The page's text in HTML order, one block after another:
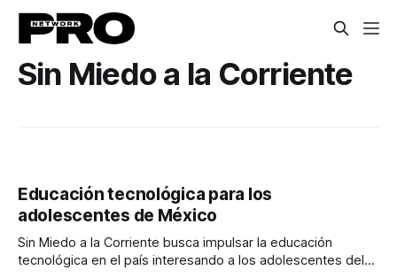
Sin Miedo a la Corriente
Educación tecnológica para los
adolescentes de México
Sin Miedo a la Corriente busca impulsar la educación
tecnológica en el país interesando a los adolescentes del